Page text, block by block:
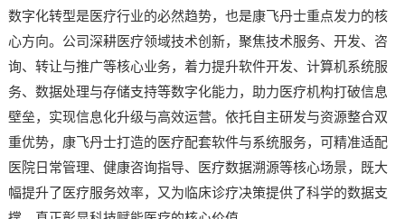
数字化转型是医疗行业的必然趋势，也是康飞丹士重点发力的核
心方向。公司深耕医疗领域技术创新，聚焦技术服务、开发、咨
询、转让与推广等核心业务，着力提升软件开发、计算机系统服
务、数据处理与存储支持等数字化能力，助力医疗机构打破信息
壁垒，实现信息化升级与高效运营。依托自主研发与资源整合双
重优势，康飞丹士打造的医疗配套软件与系统服务，可精准适配
医院日常管理、健康咨询指导、医疗数据溯源等核心场景，既大
幅提升了医疗服务效率，又为临床诊疗决策提供了科学的数据支